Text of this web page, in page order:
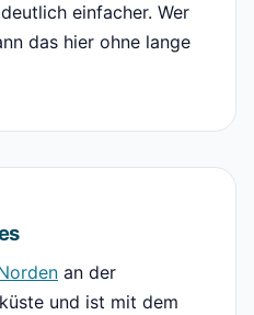
einfacher. Wer
das hier ohne lange
an der
und ist mit dem